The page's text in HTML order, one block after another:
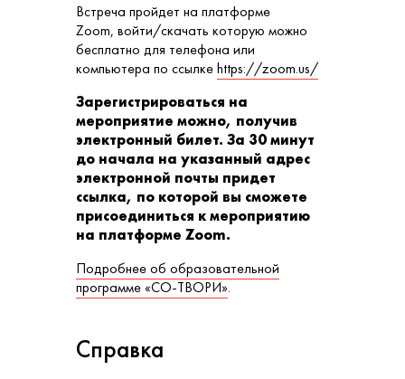
Встреча пройдет на платформе
Zoom, войти/скачать которую можно
бесплатно для телефона или
компьютера по ссылкеhttps://zoom.us/
Зарегистрироваться на
мероприятие можно, получив
электронный билет. За 30 минут
до начала на указанный адрес
электронной почты придет
ссылка, по которой вы сможете
присоединиться к мероприятию
на платформе Zoom.
Подробнее об образовательной
программе «СО-ТВОРИ».
Справка